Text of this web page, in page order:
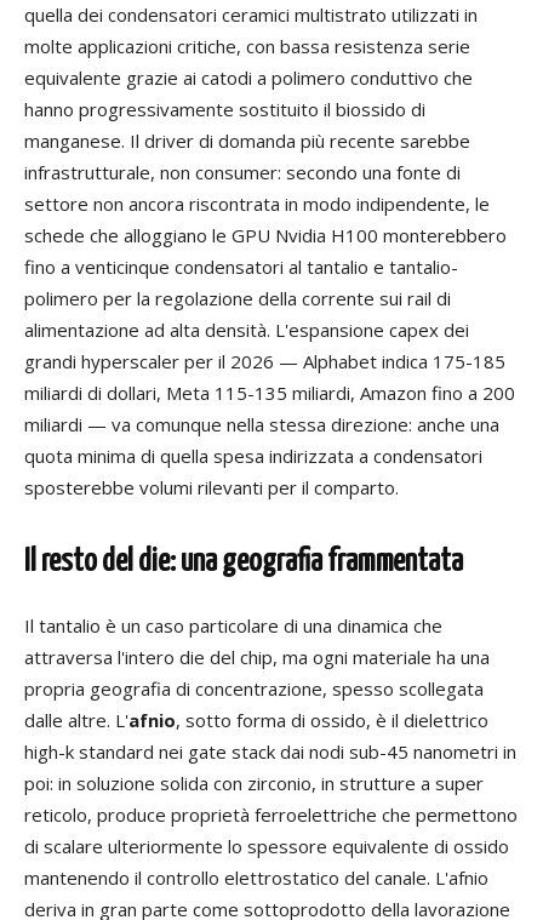
quella dei condensatori ceramici multistrato utilizzati in
molte applicazioni critiche, con bassa resistenza serie
equivalente grazie ai catodi a polimero conduttivo che
hanno progressivamente sostituito il biossido di
manganese. Il driver di domanda più recente sarebbe
infrastrutturale, non consumer: secondo una fonte di
settore non ancora riscontrata in modo indipendente, le
schede che alloggiano le GPU Nvidia H100 monterebbero
fino a venticinque condensatori al tantalio e tantalio-
polimero per la regolazione della corrente sui rail di
alimentazione ad alta densità. L'espansione capex dei
grandi hyperscaler per il 2026 — Alphabet indica 175-185
miliardi di dollari, Meta 115-135 miliardi, Amazon fino a 200
miliardi — va comunque nella stessa direzione: anche una
quota minima di quella spesa indirizzata a condensatori
sposterebbe volumi rilevanti per il comparto.
Il resto del die: una geografia frammentata
Il tantalio è un caso particolare di una dinamica che
attraversa l'intero die del chip, ma ogni materiale ha una
propria geografia di concentrazione, spesso scollegata
dalle altre. L'afnio, sotto forma di ossido, è il dielettrico
high-k standard nei gate stack dai nodi sub-45 nanometri in
poi: in soluzione solida con zirconio, in strutture a super
reticolo, produce proprietà ferroelettriche che permettono
di scalare ulteriormente lo spessore equivalente di ossido
mantenendo il controllo elettrostatico del canale. L'afnio
deriva in gran parte come sottoprodotto della lavorazione